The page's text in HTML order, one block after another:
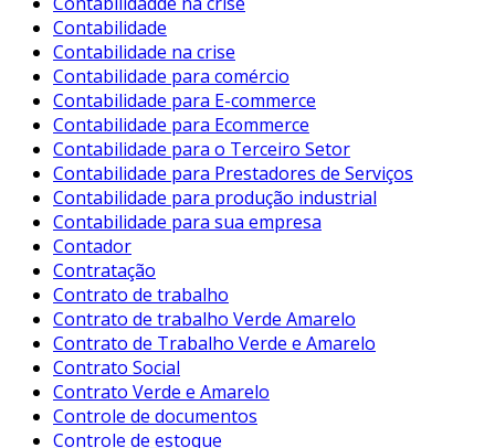
Contabilidade
Contabilidade na crise
Contabilidade para comércio
Contabilidade para E-commerce
Contabilidade para Ecommerce
Contabilidade para o Terceiro Setor
Contabilidade para Prestadores de Serviços
Contabilidade para produção industrial
Contabilidade para sua empresa
Contador
Contratação
Contrato de trabalho
Contrato de trabalho Verde Amarelo
Contrato de Trabalho Verde e Amarelo
Contrato Social
Contrato Verde e Amarelo
Controle de documentos
Controle de estoque